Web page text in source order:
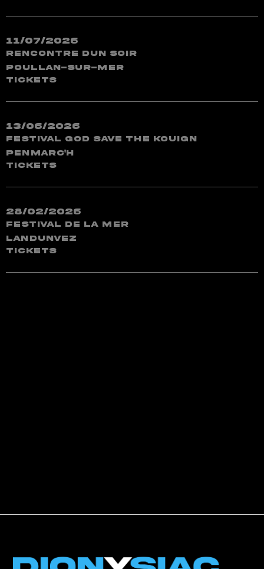
11/07/2026
Rencontre dun soir
Poullan-sur-Mer
TICKETS
13/06/2026
Festival God Save The Kouign
Penmarc'h
TICKETS
28/02/2026
Festival de la Mer
Landunvez
TICKETS